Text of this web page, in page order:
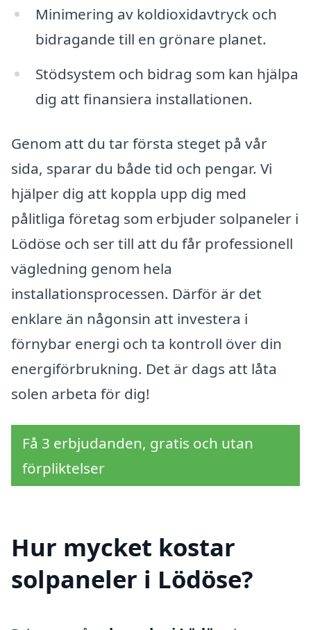
Minimering av koldioxidavtryck och
bidragande till en grönare planet.
Stödsystem och bidrag som kan hjälpa
dig att finansiera installationen.
Genom att du tar första steget på vår
sida, sparar du både tid och pengar. Vi
hjälper dig att koppla upp dig med
pålitliga företag som erbjuder solpaneler i
Lödöse och ser till att du får professionell
vägledning genom hela
installationsprocessen. Därför är det
enklare än någonsin att investera i
förnybar energi och ta kontroll över din
energiförbrukning. Det är dags att låta
solen arbeta för dig!
Få 3 erbjudanden, gratis och utan
förpliktelser
Hur mycket kostar
solpaneler i Lödöse?